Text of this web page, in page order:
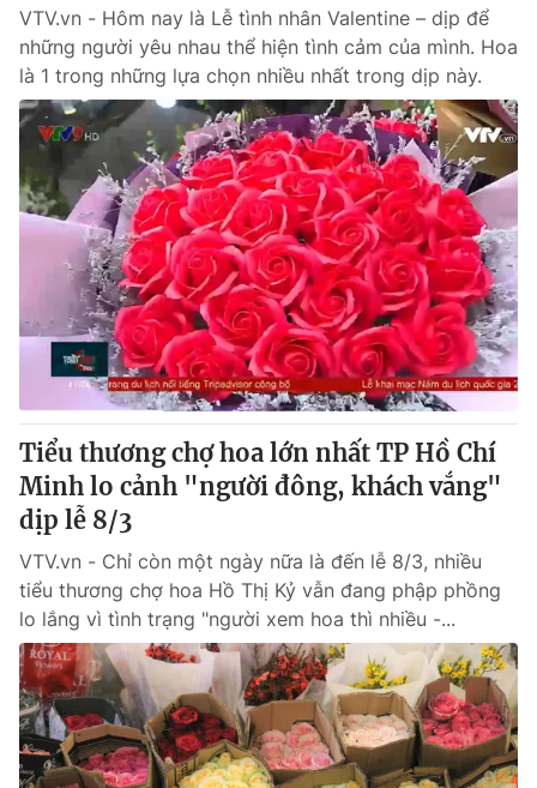
Hậu trường
Nhân vật
Khán giả
Giải sao mai
Giải trí
Điện ảnh
Âm nhạc
Đời sống
Du lịch
Làm đẹp
Chất lượng cuộc sống
Giáo dục
Tuyển sinh
Học trực tuyến
Công nghệ
Hitech Công nghệ tương lai
Sản phẩm
Thị trường
Tư vấn
Giao lưu trực tuyến
Lịch phát sóng
Chuyên mục khác
Emagazine Podcast
Photo Infographic
Video Shorts video
VTV Money VTV Thể thao
VTV Sức khoẻ Bất động sản
VTV.vn - Hôm nay là Lễ tình nhân Valentine – dịp để
những người yêu nhau thể hiện tình cảm của mình. Hoa
là 1 trong những lựa chọn nhiều nhất trong dịp này.
Tiểu thương chợ hoa lớn nhất TP Hồ Chí
Minh lo cảnh "người đông, khách vắng"
dịp lễ 8/3
VTV.vn - Chỉ còn một ngày nữa là đến lễ 8/3, nhiều
tiểu thương chợ hoa Hồ Thị Kỷ vẫn đang phập phồng
lo lắng vì tình trạng "người xem hoa thì nhiều -...